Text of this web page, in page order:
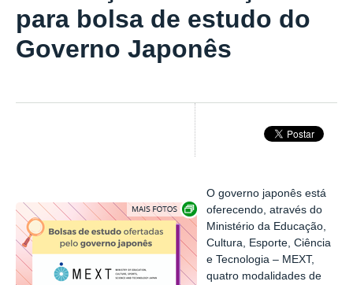
para bolsa de estudo do
Governo Japonês
Exibir carrossel de imagens
O governo japonês está
oferecendo, através do
Ministério da Educação,
Cultura, Esporte, Ciência
e Tecnologia – MEXT,
quatro modalidades de